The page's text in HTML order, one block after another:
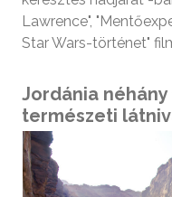
Lawrence",
Star Wars-történet"
Jordánia
természeti